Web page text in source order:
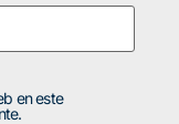
en este